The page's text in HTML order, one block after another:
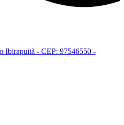
Ibirapuitã - CEP: 97546550 -